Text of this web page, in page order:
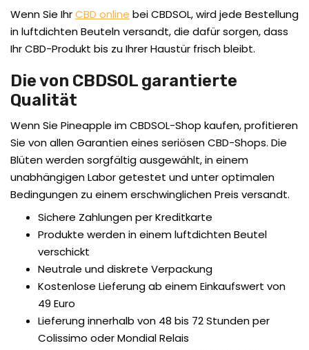
Wenn Sie IhrCBD online bei CBDSOL, wird jede Bestellung
in luftdichten Beuteln versandt, die dafür sorgen, dass
Ihr CBD-Produkt bis zu Ihrer Haustür frisch bleibt.
Die von CBDSOL garantierte
Qualität
Wenn Sie Pineapple im CBDSOL-Shop kaufen, profitieren
Sie von allen Garantien eines seriösen CBD-Shops. Die
Blüten werden sorgfältig ausgewählt, in einem
unabhängigen Labor getestet und unter optimalen
Bedingungen zu einem erschwinglichen Preis versandt.
Sichere Zahlungen per Kreditkarte
Produkte werden in einem luftdichten Beutel
verschickt
Neutrale und diskrete Verpackung
Kostenlose Lieferung ab einem Einkaufswert von
49 Euro
Lieferung innerhalb von 48 bis 72 Stunden per
Colissimo oder Mondial Relais